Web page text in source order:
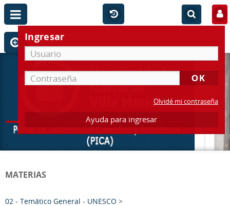
Ingresar
Olvidé mi contraseña
Ayuda para ingresar
MATERIAS
02 - Temático General - UNESCO >